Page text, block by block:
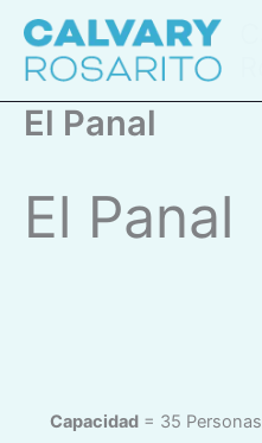
content
El Panal
El Panal
Capacidad = 35 Personas